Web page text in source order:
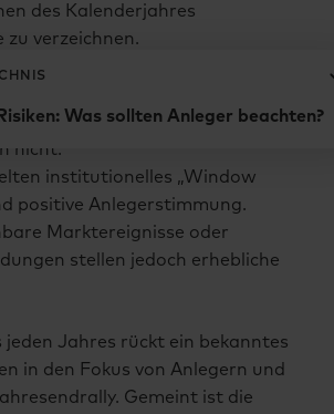
Was sollten Anleger beachten?
des Kalenderjahres
zu verzeichnen.
etwa für den S&P 500,
Eine Garantie für die Zukunft
nicht.
institutionelles „Window
positive Anlegerstimmung.
Marktereignisse oder
stellen jedoch erhebliche
jeden Jahres rückt ein bekanntes
in den Fokus von Anlegern und
Gemeint ist die